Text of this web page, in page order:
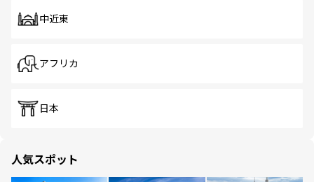
中近東
アフリカ
日本
人気スポット